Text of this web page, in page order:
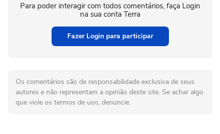
Para poder interagir com todos comentários, faça Login
na sua conta Terra
Fazer Login para participar
Os comentários são de responsabilidade exclusiva de seus
autores e não representam a opinião deste site. Se achar algo
que viole os termos de uso, denuncie.